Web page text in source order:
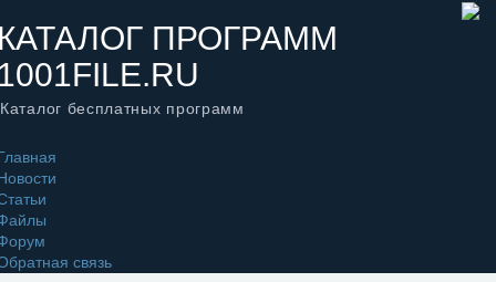
ПРОГРАММ
Каталог бесплатных программ
связь